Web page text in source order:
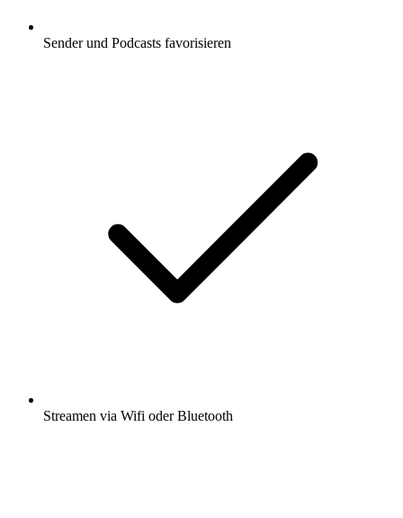
Sender und Podcasts favorisieren
Streamen via Wifi oder Bluetooth